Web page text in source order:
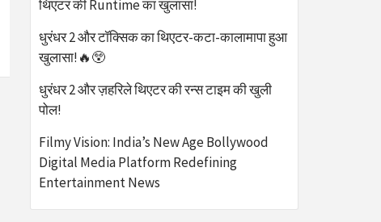
थिएटर की Runtime का खुलासा!
धुरंधर 2 और टॉक्सिक का थिएटर-कटा-कालामापा हुआ
खुलासा!🔥😲
धुरंधर 2 और ज़हरिले थिएटर की रन्स टाइम की खुली
पोल!
Filmy Vision: India’s New Age Bollywood
Digital Media Platform Redefining
Entertainment News